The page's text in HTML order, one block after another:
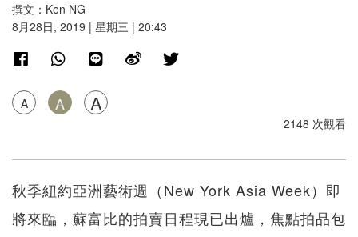
撰文：Ken NG
8月28日, 2019 | 星期三 | 20:43
A A A
2148 次觀看
秋季紐約亞洲藝術週（New York Asia Week）即
將來臨，蘇富比的拍賣日程現已出爐，焦點拍品包